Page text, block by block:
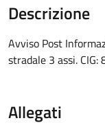
Descrizione
Avviso Post
stradale 3 assi.
Allegati